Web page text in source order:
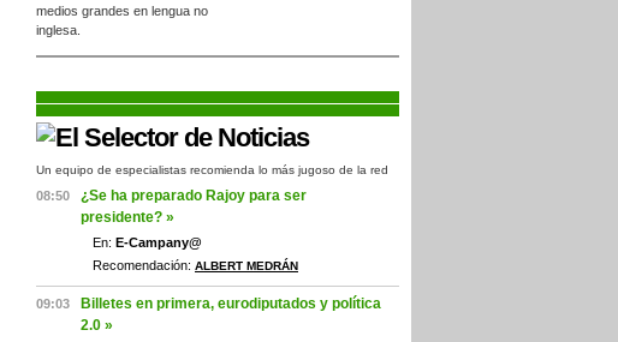
medios grandes en lengua no
inglesa.
Un equipo de especialistas recomienda lo más jugoso de la red
08:50
¿Se ha preparado Rajoy para ser
presidente? »
En: E-Campany@
Recomendación: ALBERT MEDRÁN
09:03
Billetes en primera, eurodiputados y política
2.0 »